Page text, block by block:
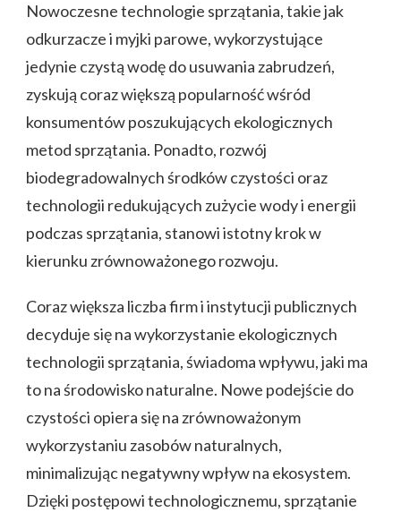
Nowoczesne technologie sprzątania, takie jak
odkurzacze i myjki parowe, wykorzystujące
jedynie czystą wodę do usuwania zabrudzeń,
zyskują coraz większą popularność wśród
konsumentów poszukujących ekologicznych
metod sprzątania. Ponadto, rozwój
biodegradowalnych środków czystości oraz
technologii redukujących zużycie wody i energii
podczas sprzątania, stanowi istotny krok w
kierunku zrównoważonego rozwoju.
Coraz większa liczba firm i instytucji publicznych
decyduje się na wykorzystanie ekologicznych
technologii sprzątania, świadoma wpływu, jaki ma
to na środowisko naturalne. Nowe podejście do
czystości opiera się na zrównoważonym
wykorzystaniu zasobów naturalnych,
minimalizując negatywny wpływ na ekosystem.
Dzięki postępowi technologicznemu, sprzątanie